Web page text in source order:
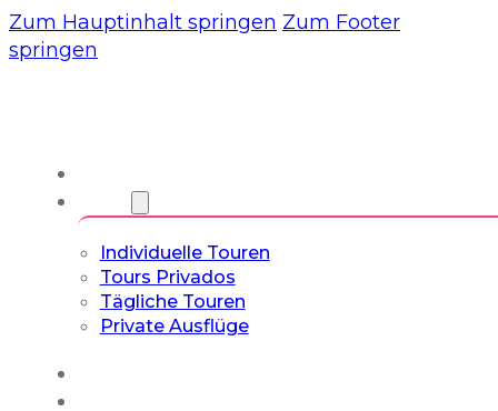
Zum Hauptinhalt springen Zum Footer
springen
Individuelle Touren
Tours Privados
Tägliche Touren
Private Ausflüge